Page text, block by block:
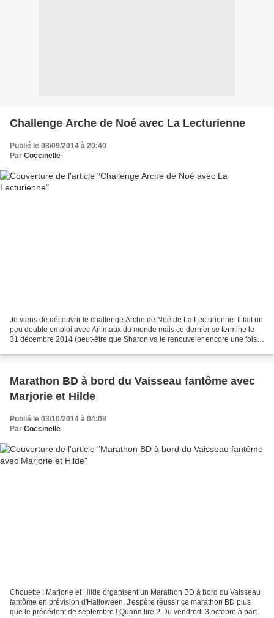
Challenge Arche de Noé avec La Lecturienne
Publié le 08/09/2014 à 20:40
Par Coccinelle
Je viens de découvrir le challenge Arche de Noé de La Lecturienne. Il fait un
peu double emploi avec Animaux du monde mais ce dernier se termine le
31 décembre 2014 (peut-être que Sharon va le renouveler encore une fois
Marathon BD à bord du Vaisseau fantôme avec
Marjorie et Hilde
Publié le 03/10/2014 à 04:08
Par Coccinelle
Chouette ! Marjorie et Hilde organisent un Marathon BD à bord du Vaisseau
fantôme en prévision d'Halloween. J'espère réussir ce marathon BD plus
que le précédent de septembre ! Quand lire ? Du vendredi 3 octobre à partir